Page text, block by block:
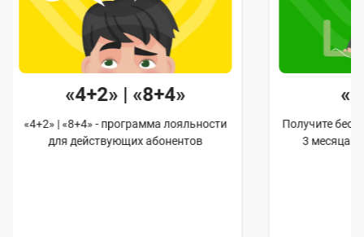
«4+2» | «8+4»
«4+2» | «8+4» - программа лояльности
для действующих абонентов
Получите
3 месяца